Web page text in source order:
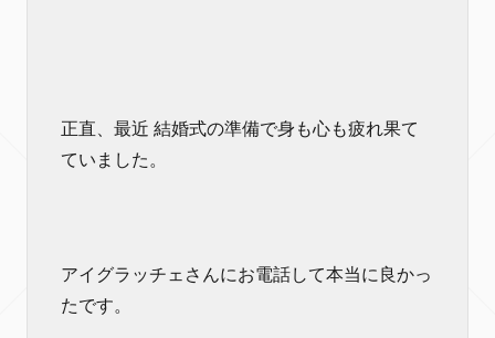
正直、最近 結婚式の準備で身も心も疲れ果て
ていました。
アイグラッチェさんにお電話して本当に良かっ
たです。